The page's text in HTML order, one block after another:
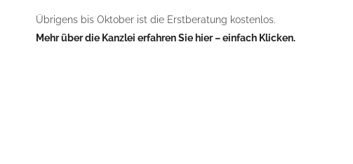
Übrigens bis Oktober ist die Erstberatung kostenlos.
Mehr über die Kanzlei erfahren Sie hier – einfach Klicken.